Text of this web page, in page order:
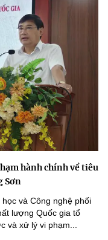
hành chính về tiêu
Sơn
và Công nghệ phối
lượng Quốc gia tổ
và xử lý vi phạm...